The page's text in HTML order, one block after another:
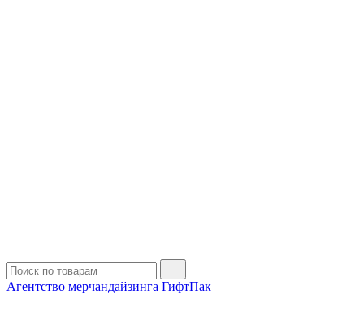
Агентство мерчандайзинга ГифтПак